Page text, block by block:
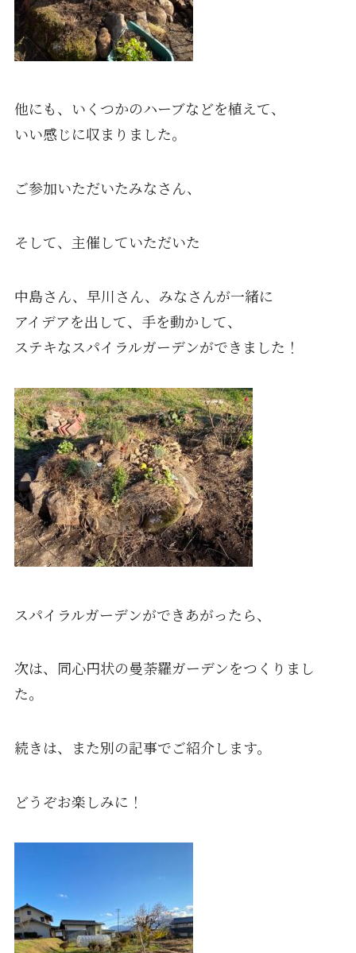
他にも、いくつかのハーブなどを植えて、
いい感じに収まりました。
ご参加いただいたみなさん、
そして、主催していただいた
中島さん、早川さん、みなさんが一緒に
アイデアを出して、手を動かして、
ステキなスパイラルガーデンができました！
スパイラルガーデンができあがったら、
次は、同心円状の曼荼羅ガーデンをつくりまし
た。
続きは、また別の記事でご紹介します。
どうぞお楽しみに！